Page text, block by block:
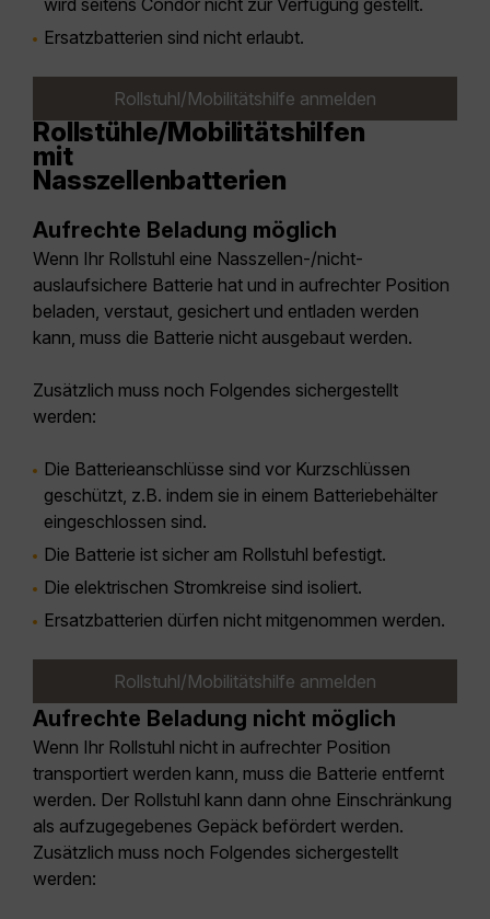
wird seitens Condor nicht zur Verfügung gestellt.
Ersatzbatterien sind nicht erlaubt.
Rollstuhl/Mobilitätshilfe anmelden
Rollstühle/Mobilitätshilfen
mit
Nasszellenbatterien
Aufrechte Beladung möglich
Wenn Ihr Rollstuhl eine Nasszellen-/nicht-
auslaufsichere Batterie hat und in aufrechter Position
beladen, verstaut, gesichert und entladen werden
kann, muss die Batterie nicht ausgebaut werden.
Zusätzlich muss noch Folgendes sichergestellt
werden:
Die Batterieanschlüsse sind vor Kurzschlüssen
geschützt, z.B. indem sie in einem Batteriebehälter
eingeschlossen sind.
Die Batterie ist sicher am Rollstuhl befestigt.
Die elektrischen Stromkreise sind isoliert.
Ersatzbatterien dürfen nicht mitgenommen werden.
Rollstuhl/Mobilitätshilfe anmelden
Aufrechte Beladung nicht möglich
Wenn Ihr Rollstuhl nicht in aufrechter Position
transportiert werden kann, muss die Batterie entfernt
werden. Der Rollstuhl kann dann ohne Einschränkung
als aufzugegebenes Gepäck befördert werden.
Zusätzlich muss noch Folgendes sichergestellt
werden: